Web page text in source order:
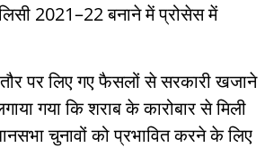
2021–22 बनाने में प्रोसेस में
तौर पर लिए गए फैसलों से सरकारी खजाने
गया कि शराब के कारोबार से मिली
चुनावों को प्रभावित करने के लिए